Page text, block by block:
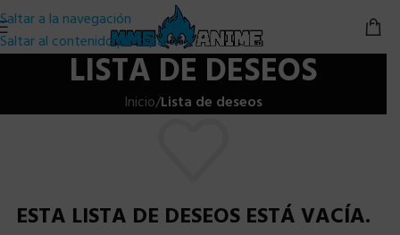
Saltar a la navegación
Saltar al contenido principal
LISTA DE DESEOS
Inicio/Lista de deseos
ESTA LISTA DE DESEOS ESTÁ VACÍA.